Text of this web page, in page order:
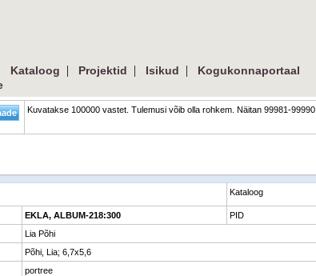
Kataloog | Projektid | Isikud |
Kogukonnaportaal
Kuvatakse 100000 vastet. Tulemusi võib olla rohkem. Näitan 99981-99990
Kataloog
EKLA, ALBUM-218:300 PID
Lia Põhi
Põhi, Lia; 6,7x5,6
portree